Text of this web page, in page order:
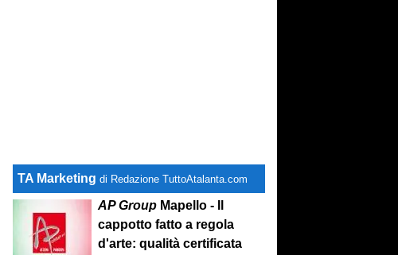
TA Marketing di Redazione TuttoAtalanta.com
AP Group Mapello - Il
cappotto fatto a regola
d'arte: qualità certificata